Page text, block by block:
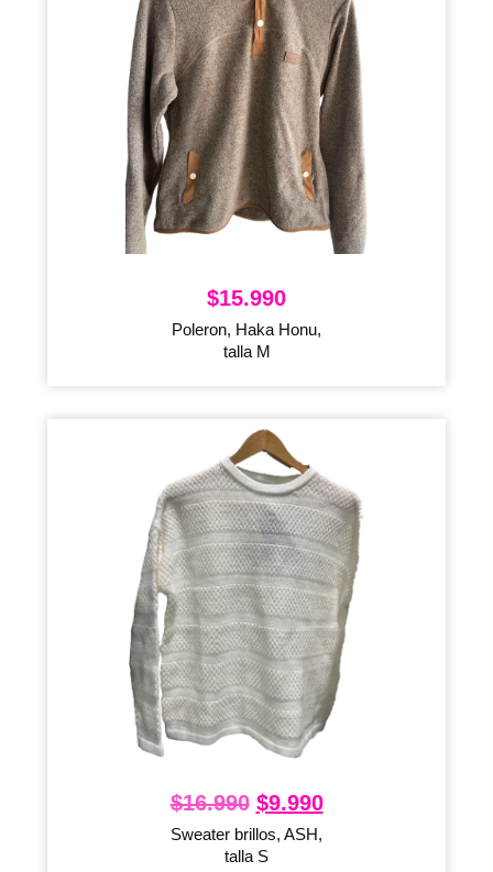
$15.990
Poleron, Haka Honu,
talla M
$16.990 $9.990
Sweater brillos, ASH,
talla S